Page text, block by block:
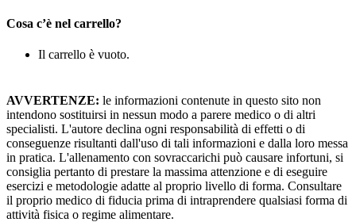
Cosa c’è nel carrello?
Il carrello è vuoto.
AVVERTENZE: le informazioni contenute in questo sito non
intendono sostituirsi in nessun modo a parere medico o di altri
specialisti. L'autore declina ogni responsabilità di effetti o di
conseguenze risultanti dall'uso di tali informazioni e dalla loro messa
in pratica. L'allenamento con sovraccarichi può causare infortuni, si
consiglia pertanto di prestare la massima attenzione e di eseguire
esercizi e metodologie adatte al proprio livello di forma. Consultare
il proprio medico di fiducia prima di intraprendere qualsiasi forma di
attività fisica o regime alimentare.